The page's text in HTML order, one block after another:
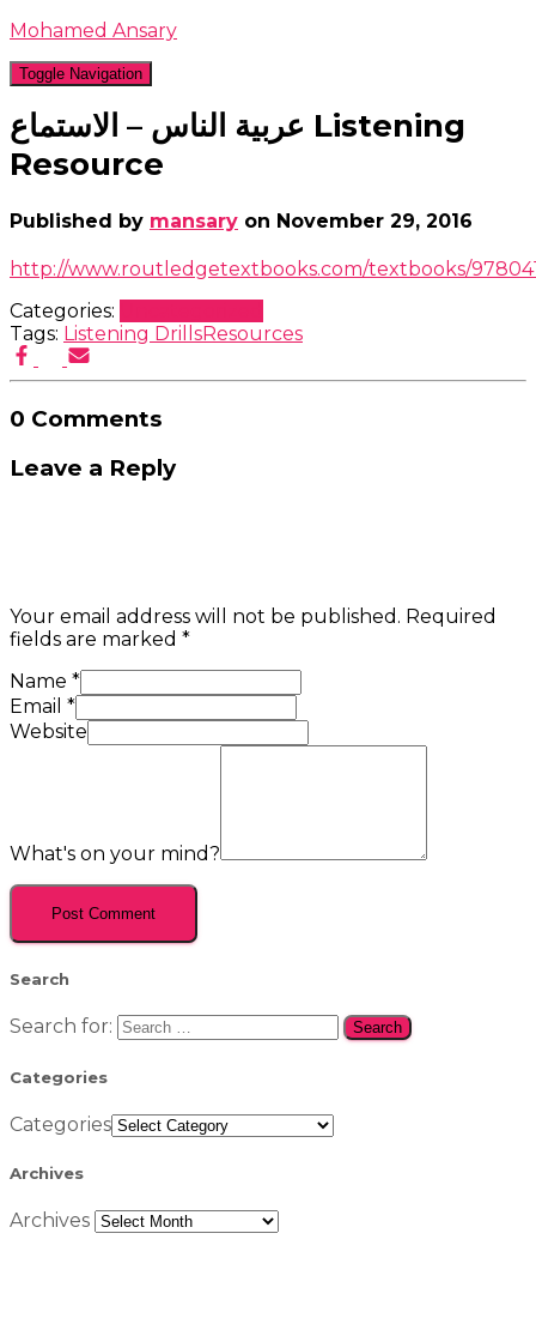
Mohamed Ansary
Toggle Navigation
عربية الناس – الاستماع Listening
Resource
Published by mansary on November 29, 2016
http://www.routledgetextbooks.com/textbooks/
Categories:
Tags: Listening DrillsResources
0 Comments
Leave a Reply
Your email address will not be published. Required
fields are marked *
Name *
Email *
Website
What's on your mind?
Search
Search for:
Categories
Categories
Archives
Archives